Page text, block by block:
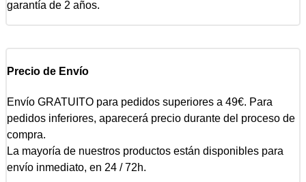
garantía de 2 años.
Precio de Envío
Envío GRATUITO para pedidos superiores a 49€. Para
pedidos inferiores, aparecerá precio durante del proceso de
compra.
La mayoría de nuestros productos están disponibles para
envío inmediato, en 24 / 72h.